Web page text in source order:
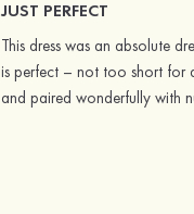
JUST PERFECT
This dress was an absolute
is perfect – not too short for
and paired wonderfully with